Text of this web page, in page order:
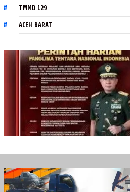
TMMD 129
ACEH BARAT